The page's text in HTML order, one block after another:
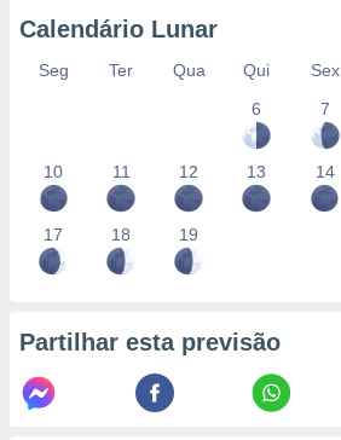
Calendário Lunar
Seg Ter Qua Qui Sex
6
7
10 11 12 13 14
17 18 19
Partilhar esta previsão